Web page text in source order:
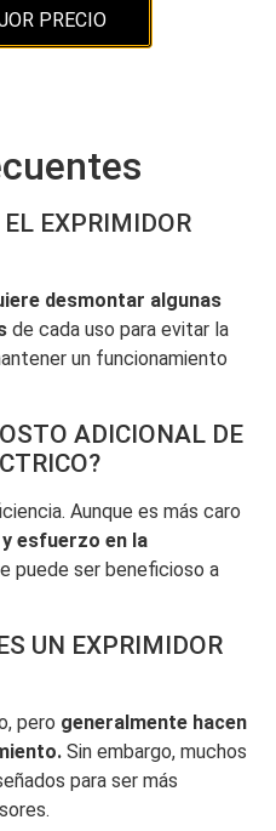
PRECIO
EXPRIMIDOR
desmontar algunas
de cada uso para evitar la
un funcionamiento
ADICIONAL DE
Aunque es más caro
esfuerzo en la
puede ser beneficioso a
UN EXPRIMIDOR
pero generalmente hacen
Sin embargo, muchos
para ser más